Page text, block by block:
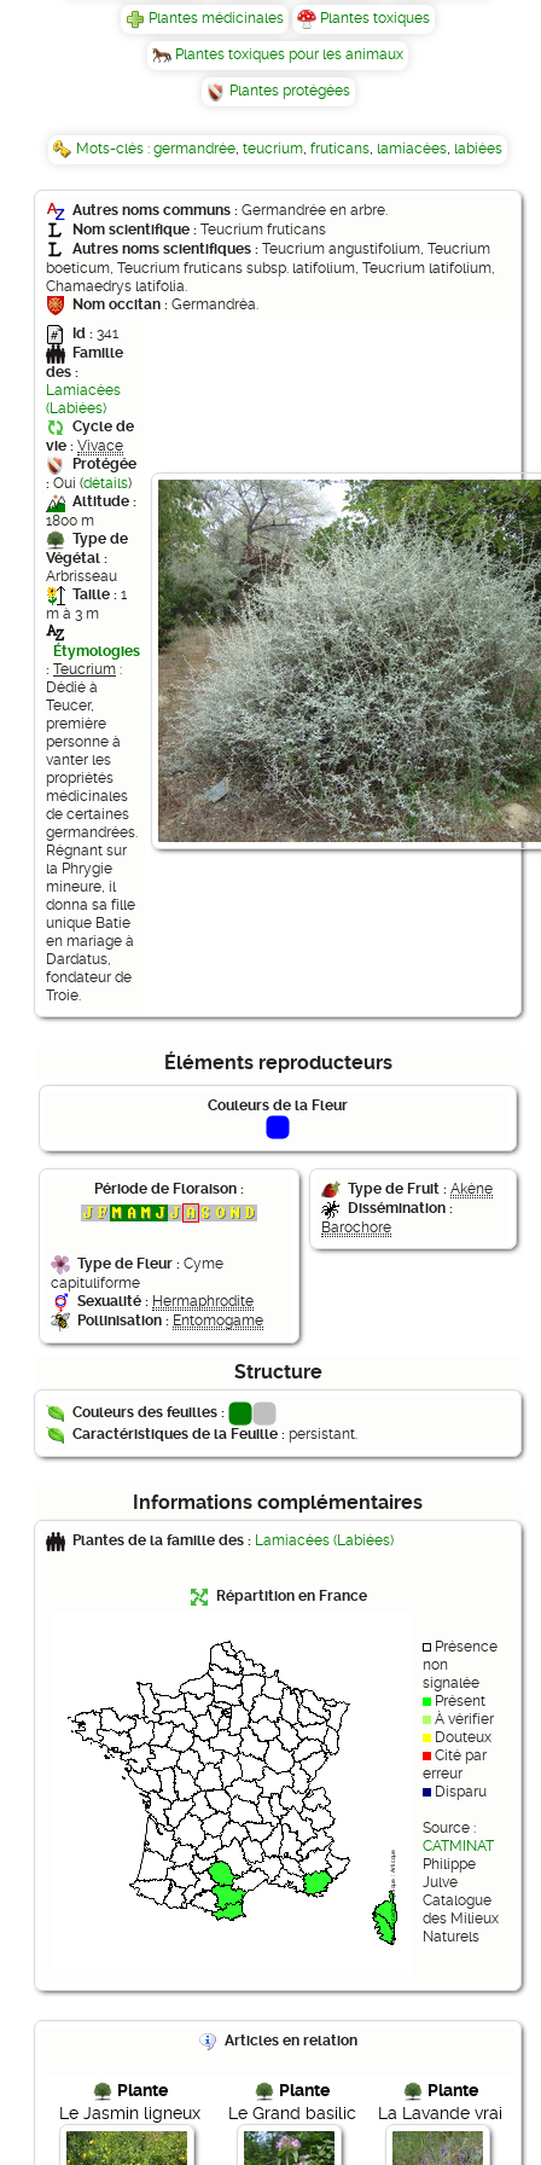
Plantes médicinales Plantes toxiques
Plantes toxiques pour les animaux
Plantes protégées
Mots-clés : germandrée, teucrium, fruticans, lamiacées, labiées
Autres noms communs : Germandrée en arbre.
Nom scientifique : Teucrium fruticans
Autres noms scientifiques : Teucrium angustifolium, Teucrium
boeticum, Teucrium fruticans subsp. latifolium, Teucrium latifolium,
Chamaedrys latifolia.
Nom occitan : Germandrèa.
Id : 341
Famille
des :
Lamiacées
(Labiées)
Cycle de
vie : Vivace
Protégée
: Oui (détails)
Altitude :
1800 m
Type de
Végétal :
Arbrisseau
Taille : 1
m à 3 m
Étymologies
: Teucrium :
Dédié à
Teucer,
première
personne à
vanter les
propriétés
médicinales
de certaines
germandrées.
Régnant sur
la Phrygie
mineure, il
donna sa fille
unique Batie
en mariage à
Dardatus,
fondateur de
Troie.
Éléments reproducteurs
Couleurs de la Fleur
Période de Floraison :
Type de Fleur : Cyme
capituliforme
Sexualité : Hermaphrodite
Pollinisation : Entomogame
Type de Fruit : Akène
Dissémination :
Barochore
Structure
Couleurs des feuilles :
Caractéristiques de la Feuille : persistant.
Informations complémentaires
Plantes de la famille des : Lamiacées (Labiées)
Répartition en France
Présence
non
signalée
Présent
À vérifier
Douteux
Cité par
erreur
Disparu
Source :
CATMINAT
Philippe
Julve
Catalogue
des Milieux
Naturels
Articles en relation
Plante
Le Jasmin ligneux
Plante
Le Grand basilic
Plante
La Lavande vrai